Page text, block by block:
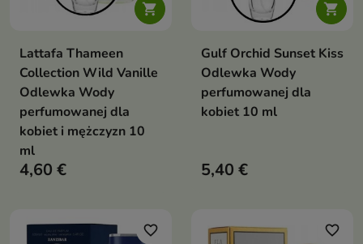

Lattafa Thameen
Collection Wild Vanille
Odlewka Wody
perfumowanej dla
kobiet i mężczyzn 10
ml
4,60 €

Gulf Orchid Sunset Kiss
Odlewka Wody
perfumowanej dla
kobiet 10 ml
5,40 €
favorite_border favorite_border